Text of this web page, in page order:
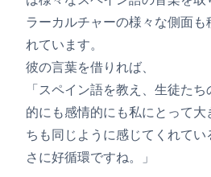
ラーカルチャーの様々な側面
れています。
彼の言葉を借りれば、
「スペイン語を教え、生徒た
的にも感情的にも私にとって
ちも同じように感じてくれてい
さに好循環ですね。」